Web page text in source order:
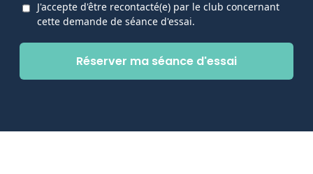
J'accepte d'être recontacté(e) par le club concernant
cette demande de séance d'essai.
Réserver ma séance d'essai